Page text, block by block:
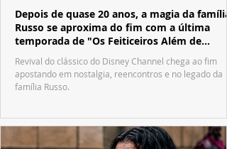
Depois de quase 20 anos, a magia da família
Russo se aproxima do fim com a última
temporada de "Os Feiticeiros Além de
Revival do clássico do Disney Channel chega ao fim
apostando em nostalgia, reencontros e no legado da
família Russo.